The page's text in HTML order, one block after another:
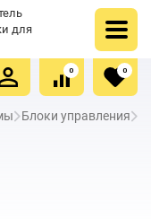
для
0 0
Блоки управления